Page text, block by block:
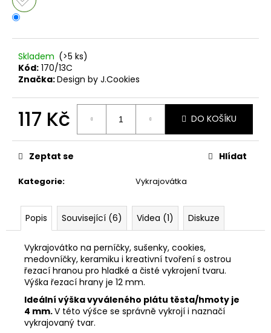
Skladem (>5 ks)
Kód: 170/13C
Značka:Design by J.Cookies
117 Kč
cena:
DO KOŠÍKU
Kategorie: Vykrajovátka
Zeptat se Hlídat
Popis Související (6) Videa (1) Diskuze
Vykrajovátko na perníčky, sušenky, cookies,
medovníčky, keramiku i kreativní tvoření s ostrou
řezací hranou pro hladké a čisté vykrojení tvaru.
Výška řezací hrany je 12 mm.
Ideální výška vyváleného plátu těsta/hmoty je
4 mm.V této výšce se správně vykrojí i naznačí
vykrajovaný tvar.
D
o
p
o
č
u
e
m
VYKRAJOVÁTKA
CHRISTMAS
49
Kč